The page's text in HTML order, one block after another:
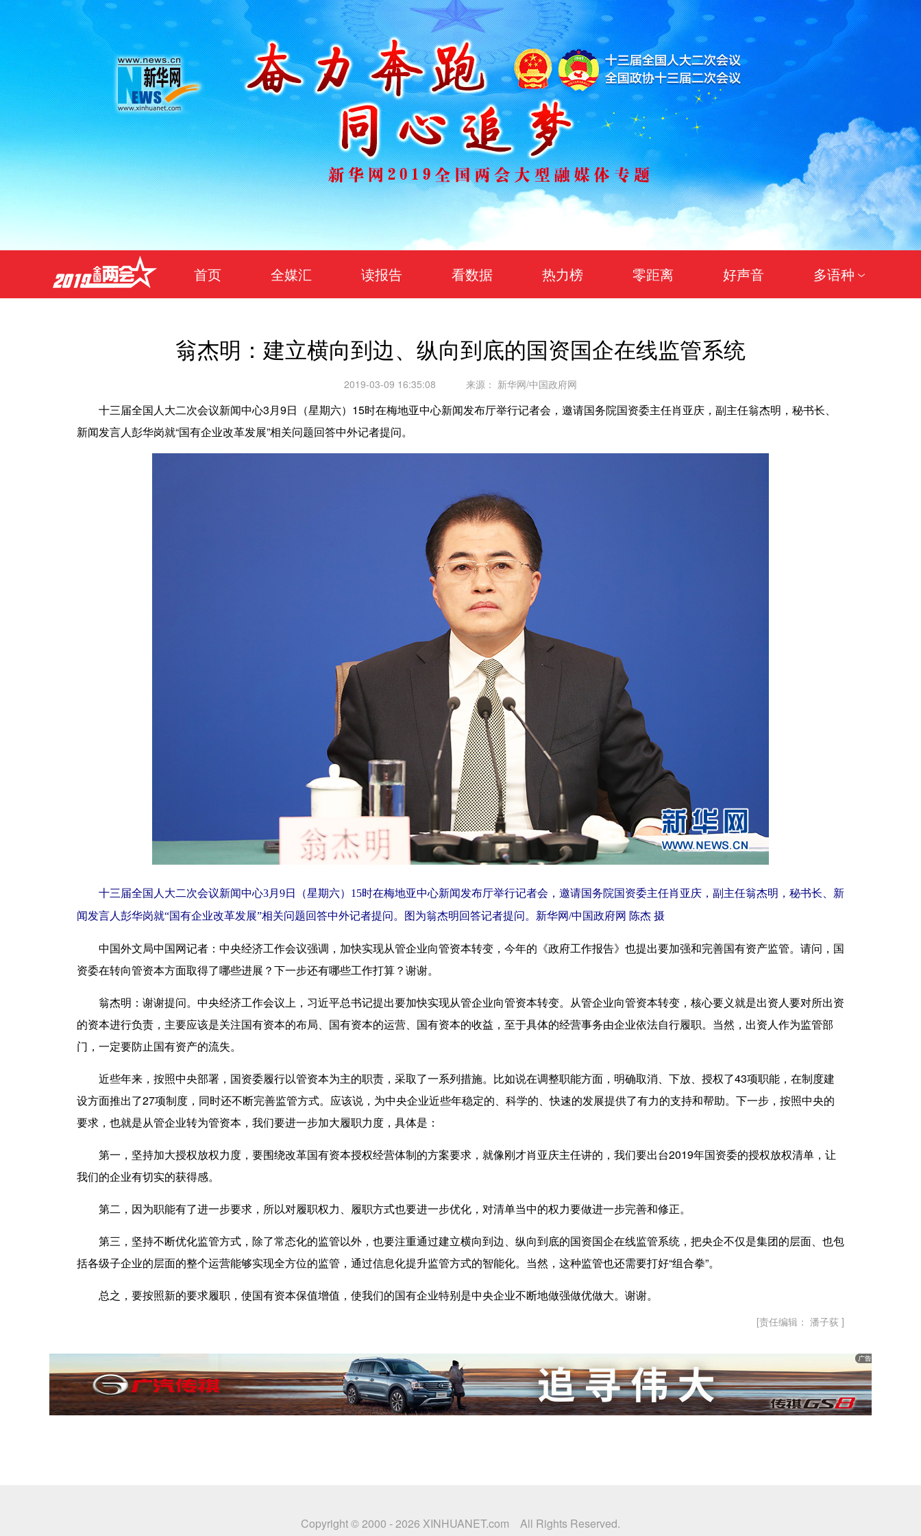
首页 全媒汇 读报告 看数据 热力榜 零距离 好声音 多语种
翁杰明：建立横向到边、纵向到底的国资国企在线监管系统
2019-03-09 16:35:08 来源： 新华网/中国政府网
十三届全国人大二次会议新闻中心3月9日（星期六）15时在梅地亚中心新闻发布厅举行记者会，邀请国务院国资委主任肖亚庆，副主任翁杰明，秘书长、
新闻发言人彭华岗就“国有企业改革发展”相关问题回答中外记者提问。
十三届全国人大二次会议新闻中心3月9日（星期六）15时在梅地亚中心新闻发布厅举行记者会，邀请国务院国资委主任肖亚庆，副主任翁杰明，秘书长、新
闻发言人彭华岗就“国有企业改革发展”相关问题回答中外记者提问。图为翁杰明回答记者提问。新华网/中国政府网 陈杰 摄
中国外文局中国网记者： 中央经济工作会议强调，加快实现从管企业向管资本转变，今年的《政府工作报告》也提出要加强和完善国有资产监管。请问，国
资委在转向管资本方面取得了哪些进展？下一步还有哪些工作打算？谢谢。
翁杰明： 谢谢提问。中央经济工作会议上，习近平总书记提出要加快实现从管企业向管资本转变。从管企业向管资本转变，核心要义就是出资人要对所出资
的资本进行负责，主要应该是关注国有资本的布局、国有资本的运营、国有资本的收益，至于具体的经营事务由企业依法自行履职。当然，出资人作为监管部
门，一定要防止国有资产的流失。
近些年来，按照中央部署，国资委履行以管资本为主的职责，采取了一系列措施。比如说在调整职能方面，明确取消、下放、授权了43项职能，在制度建
设方面推出了27项制度，同时还不断完善监管方式。应该说，为中央企业近些年稳定的、科学的、快速的发展提供了有力的支持和帮助。下一步，按照中央的
要求，也就是从管企业转为管资本，我们要进一步加大履职力度，具体是：
第一，坚持加大授权放权力度，要围绕改革国有资本授权经营体制的方案要求，就像刚才肖亚庆主任讲的，我们要出台2019年国资委的授权放权清单，让
我们的企业有切实的获得感。
第二，因为职能有了进一步要求，所以对履职权力、履职方式也要进一步优化，对清单当中的权力要做进一步完善和修正。
第三，坚持不断优化监管方式，除了常态化的监管以外，也要注重通过建立横向到边、纵向到底的国资国企在线监管系统，把央企不仅是集团的层面、也包
括各级子企业的层面的整个运营能够实现全方位的监管，通过信息化提升监管方式的智能化。当然，这种监管也还需要打好“组合拳”。
总之，要按照新的要求履职，使国有资本保值增值，使我们的国有企业特别是中央企业不断地做强做优做大。谢谢。
[责任编辑： 潘子荻 ]
Copyright © 2000 -2026 XINHUANET.com All Rights Reserved.